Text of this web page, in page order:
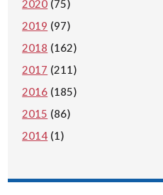
2020 (75)
2019 (97)
2018 (162)
2017 (211)
2016 (185)
2015 (86)
2014 (1)